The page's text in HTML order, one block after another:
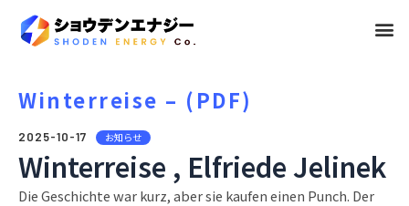
メ
Winterreise – (PDF)
2025-10-17 お知らせ
Winterreise , Elfriede Jelinek
Die Geschichte war kurz, aber sie kaufen einen Punch. Der